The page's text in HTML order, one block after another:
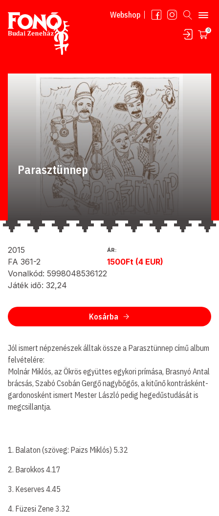
Tovább a tartalomhoz Webshop
0
Parasztünnep
2015
FA 361-2
Vonalkód: 5998048536122
Játék idő: 32,24
ÁR:
1500Ft (4 EUR)
Kosárba
Jól ismert népzenészek álltak össze a Parasztünnep című album
felvételére:
Molnár Miklós, az Ökrös együttes egykori prímása, Brasnyó Antal
brácsás, Szabó Csobán Gergő nagybőgős, a kitűnő kontrásként-
gardonosként ismert Mester László pedig hegedűstudását is
megcsillantja.
1. Balaton (szöveg: Paizs Miklós) 5.32
2. Barokkos 4.17
3. Keserves 4.45
4. Füzesi Zene 3.32